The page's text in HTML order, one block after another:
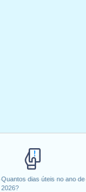
Quantos dias úteis no ano de
2026?